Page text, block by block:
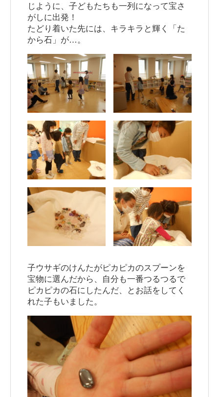
じように、子どもたちも一列になって宝さ
がしに出発！
たどり着いた先には、キラキラと輝く「た
から石」が…。
子ウサギのけんたがピカピカのスプーンを
宝物に選んだから、自分も一番つるつるで
ピカピカの石にしたんだ、とお話をしてく
れた子もいました。